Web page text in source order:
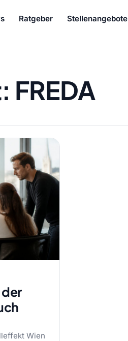
Ratgeber Stellenangebote
FREDA
Wien